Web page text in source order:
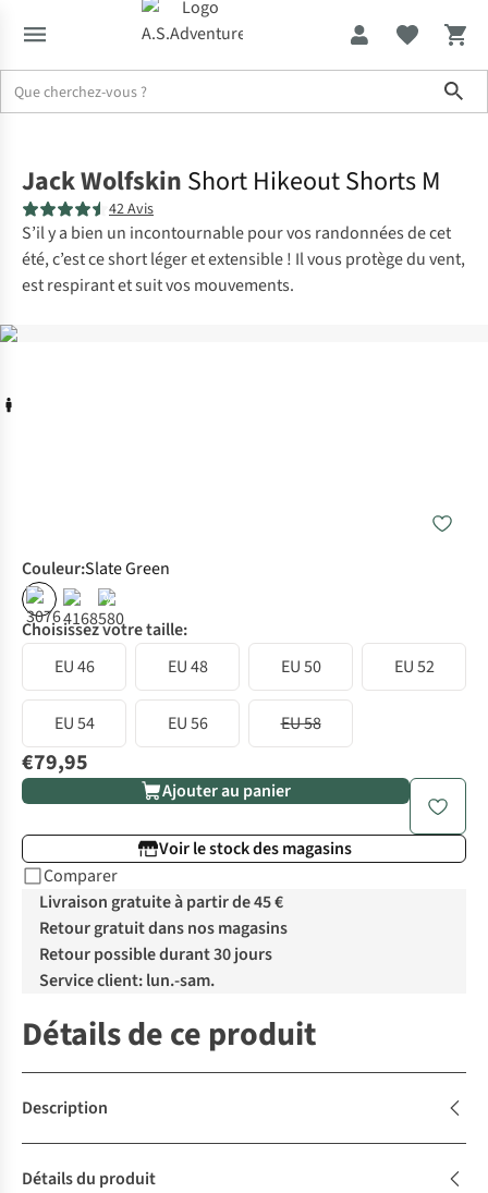
Jack Wolfskin Short Hikeout Shorts M
42 Avis
S’il y a bien un incontournable pour vos randonnées de cet
été, c’est ce short léger et extensible ! Il vous protège du vent,
est respirant et suit vos mouvements.
Couleur:Slate Green
%
Choisissez votre taille:
EU 46
EU 48 EU 50 EU 52
EU 54 EU 56 EU 58
€79,95
Ajouter au panier
Voir le stock des magasins
Comparer
Livraison gratuite à partir de 45 €
Retour gratuit dans nos magasins
Retour possible durant 30 jours
Service client: lun.-sam.
Détails de ce produit
Description
Détails du produit